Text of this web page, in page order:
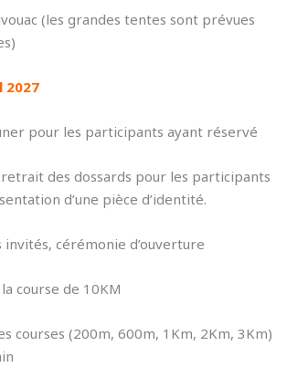
(les grandes tentes sont prévues
2027
pour les participants ayant réservé
retrait des dossards pour les participants
d’une pièce d’identité.
invités, cérémonie d’ouverture
course de 10KM
courses (200m, 600m, 1Km, 2Km, 3Km)